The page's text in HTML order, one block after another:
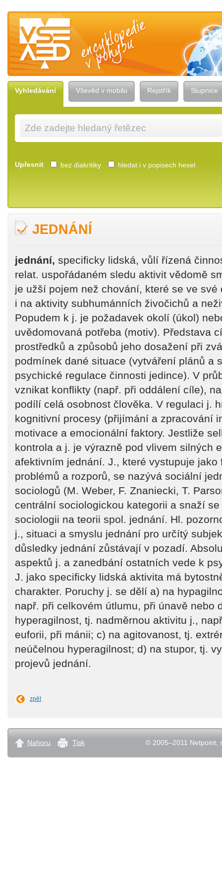
Vševěd — encyklopedie v pohybu
Vyhledávání Vševěd v mobilu Rejstřík Stupnice
Upřesnit bez diakritiky hledat i v popisech hesel
JEDNÁNÍ
jednání, specificky lidská, vůlí řízená
relat. uspořádaném sledu aktivit vědomě
je užší pojem než chování, které se ve své
i na aktivity subhumánních živočichů a
Popudem k j. je požadavek okolí (úkol)
uvědomovaná potřeba (motiv). Představa
prostředků a způsobů jeho dosažení při
podmínek dané situace (vytváření plánů a
psychické regulace činnosti jedince). V
vznikat konflikty (např. při oddálení cíle),
podílí celá osobnost člověka. V regulaci j.
kognitivní procesy (přijímání a zpracování
motivace a emocionální faktory. Jestliže
kontrola a j. je výrazně pod vlivem silných
afektivním jednání. J., které vystupuje jako
problémů a rozporů, se nazývá sociální
sociologů (M. Weber, F. Znaniecki, T.
centrální sociologickou kategorii a snaží
sociologii na teorii spol. jednání. Hl.
j., situaci a smyslu jednání pro určítý
důsledky jednání zůstávají v pozadí.
aspektů j. a zanedbání ostatních vede k
J. jako specificky lidská aktivita má
charakter. Poruchy j. se dělí a) na
např. při celkovém útlumu, při únavě nebo
hyperagilnost, tj. nadměrnou aktivitu j.,
euforii, při mánii; c) na agitovanost, tj.
neúčelnou hyperagilnost; d) na stupor, tj.
projevů jednání.
zpět
© 2005–2011 Netpoint,
Nahoru Tisk